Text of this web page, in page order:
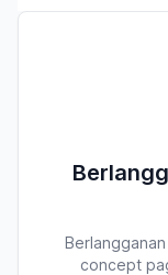
concept